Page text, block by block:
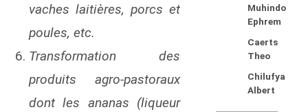
vaches laitières, porcs et
poules, etc.
Transformation des
produits agro-pastoraux
dont les ananas (liqueur
Muhindo
Ephrem
Caerts
Theo
Chilufya
Albert